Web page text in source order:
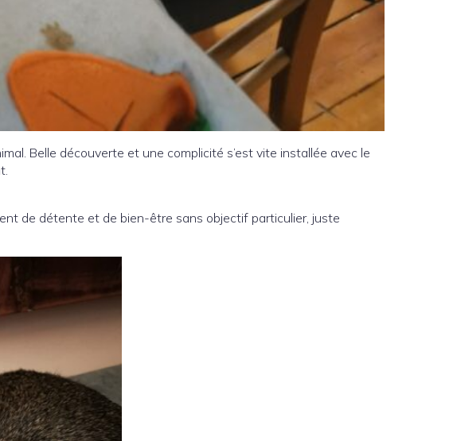
Belle découverte et une complicité s’est vite installée avec le
de détente et de bien-être sans objectif particulier, juste